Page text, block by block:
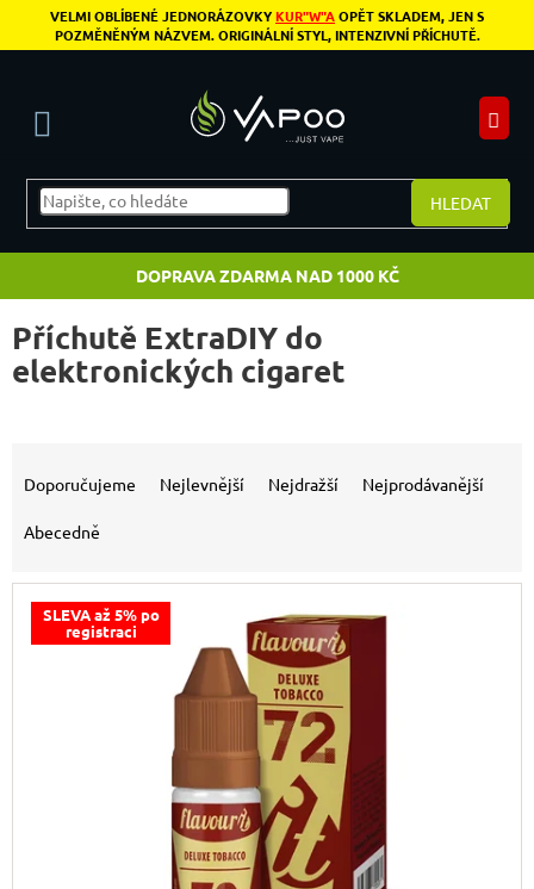
Přejít na obsah
VELMI OBLÍBENÉ JEDNORÁZOVKYKUR"W"AOPĚT SKLADEM, JEN S
POZMĚNĚNÝM NÁZVEM. ORIGINÁLNÍ STYL, INTENZIVNÍ PŘÍCHUTĚ.
HLEDAT
DOPRAVA ZDARMA NAD 1000 KČ
Příchutě ExtraDIY do
elektronických cigaret
Doporučujeme Nejlevnější Nejdražší Nejprodávanější
Abecedně
SLEVA až 5% po
registraci